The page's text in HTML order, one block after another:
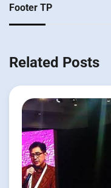
Footer TP
Related Posts